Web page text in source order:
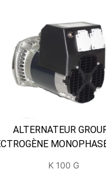
ALTERNATEUR
K 100 G